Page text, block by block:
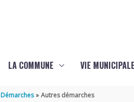
LA COMMUNE VIE
Démarches Autres démarches